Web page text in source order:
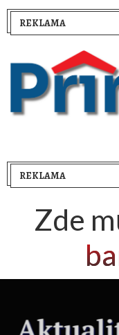
REKLAMA
REKLAMA
Zde